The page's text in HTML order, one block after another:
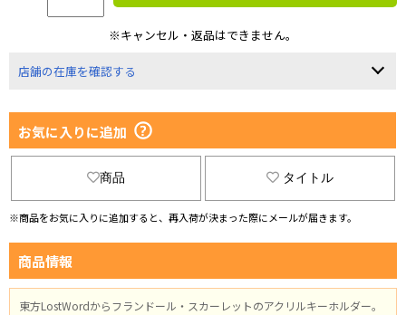
※キャンセル・返品はできません。
店舗の在庫を確認する
お気に入りに追加
商品 タイトル
※商品をお気に入りに追加すると、再入荷が決まった際にメールが届きます。
商品情報
東方LostWordからフランドール・スカーレットのアクリルキーホルダー。